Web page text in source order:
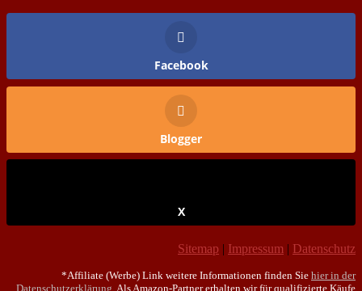
Facebook
Blogger
X
Sitemap | Impressum | Datenschutz
*Affiliate (Werbe) Link weitere Informationen finden Sie hier in der
Datenschutzerklärung . Als Amazon-Partner erhalten wir für qualifizierte Käufe